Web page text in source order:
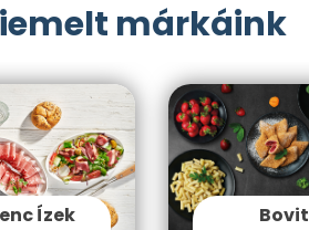
márkáink
Ízek Bovita